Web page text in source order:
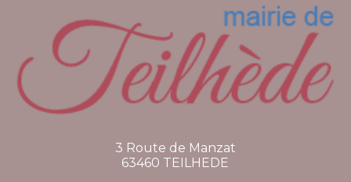
3 Route de Manzat
63460 TEILHEDE